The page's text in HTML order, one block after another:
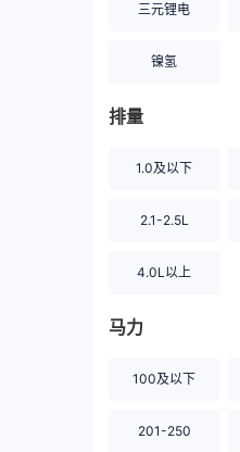
三元锂电
镍氢
排量
1.0及以下
2.1-2.5L
4.0L以上
马力
100及以下
201-250